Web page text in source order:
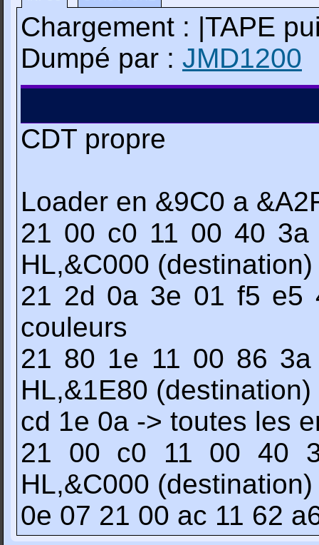
Chargement : |TAPE
Dumpé par : JMD1200
CDT propre
Loader en &9C0 a
21 00 c0 11 00 40
HL,&C000
21 2d 0a 3e 01 f5
couleurs
21 80 1e 11 00 86
HL,&1E80
cd 1e 0a -> toutes les
21 00 c0 11 00 40
HL,&C000
0e 07 21 00 ac 11 62